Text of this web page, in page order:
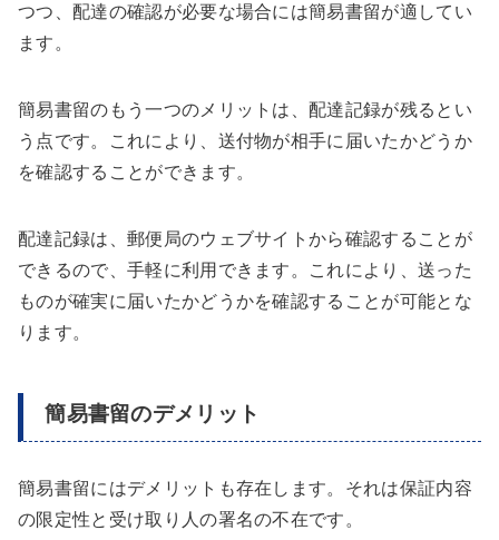
つつ、配達の確認が必要な場合には簡易書留が適してい
ます。
簡易書留のもう一つのメリットは、配達記録が残るとい
う点です。これにより、送付物が相手に届いたかどうか
を確認することができます。
配達記録は、郵便局のウェブサイトから確認することが
できるので、手軽に利用できます。これにより、送った
ものが確実に届いたかどうかを確認することが可能とな
ります。
簡易書留のデメリット
簡易書留にはデメリットも存在します。それは保証内容
の限定性と受け取り人の署名の不在です。